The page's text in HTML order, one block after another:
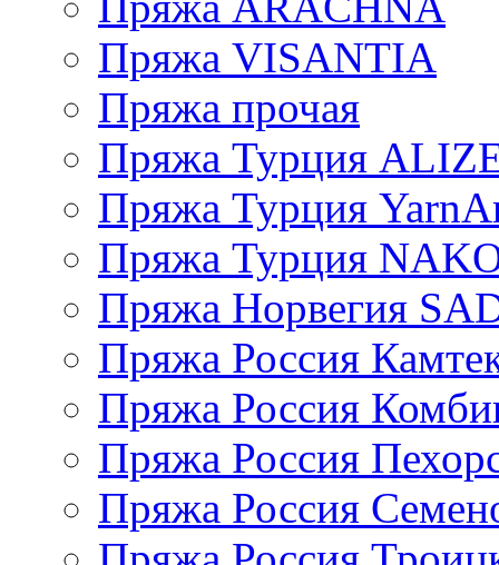
Пряжа VISANTIA
Пряжа прочая
Пряжа Турция
Пряжа Турция
Пряжа Турция
Пряжа Норвегия
Пряжа Россия
Пряжа Россия
Пряжа Россия
Пряжа Россия